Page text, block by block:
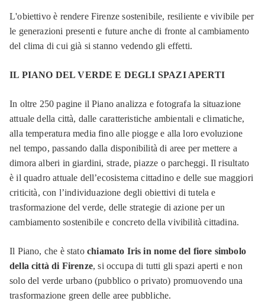
L'obiettivo è rendere Firenze sostenibile, resiliente e vivibile per
le generazioni presenti e future anche di fronte al cambiamento
del clima di cui già si stanno vedendo gli effetti.
IL PIANO DEL VERDE E DEGLI SPAZI APERTI
In oltre 250 pagine il Piano analizza e fotografa la situazione
attuale della città, dalle caratteristiche ambientali e climatiche,
alla temperatura media fino alle piogge e alla loro evoluzione
nel tempo, passando dalla disponibilità di aree per mettere a
dimora alberi in giardini, strade, piazze o parcheggi. Il risultato
è il quadro attuale dell’ecosistema cittadino e delle sue maggiori
criticità, con l’individuazione degli obiettivi di tutela e
trasformazione del verde, delle strategie di azione per un
cambiamento sostenibile e concreto della vivibilità cittadina.
Il Piano, che è stato chiamato Iris in nome del fiore simbolo
della città di Firenze, si occupa di tutti gli spazi aperti e non
solo del verde urbano (pubblico o privato) promuovendo una
trasformazione green delle aree pubbliche.